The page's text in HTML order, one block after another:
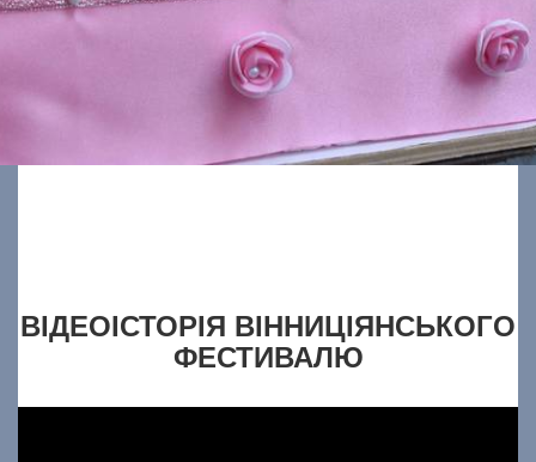
ВІДЕОІСТОРІЯ ВІННИЦІЯНСЬКОГО
ФЕСТИВАЛЮ